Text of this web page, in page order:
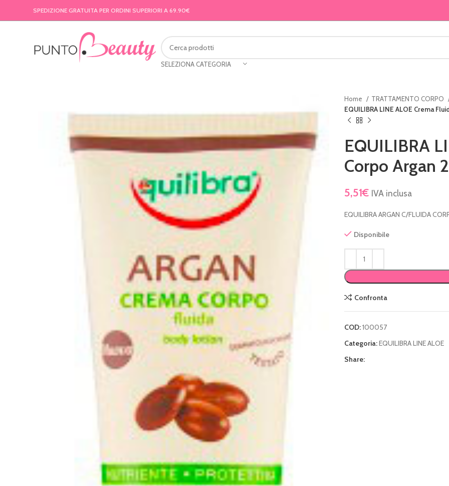
SPEDIZIONE GRATUITA PER ORDINI SUPERIORI A 69.90€
SELEZIONA CATEGORIA
Home TRATTAMENTO CORPO
EQUILIBRA LINE ALOE Crema
EQUILIBRA
Corpo Argan
5,51€ IVA inclusa
EQUILIBRA ARGAN C/FLUIDA
Disponibile
Confronta
COD:100057
Categoria:EQUILIBRA LINE ALOE
Share: